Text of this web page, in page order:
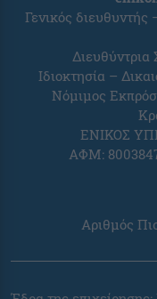
Γενικός διευθυντής
Ιδιοκτησία –
Νόμιμος
ΕΝΙΚΟΣ
ΑΦΜ:
Αριθμός